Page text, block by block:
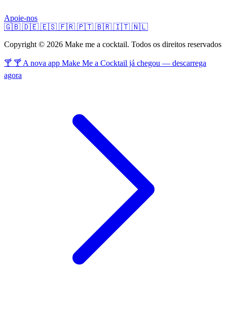
Apoie-nos
🇬🇧 🇩🇪 🇪🇸 🇫🇷 🇵🇹 🇧🇷 🇮🇹 🇳🇱
Copyright © 2026 Make me a cocktail. Todos os direitos reservados
🍸 🍸 A nova app Make Me a Cocktail já chegou — descarrega
agora